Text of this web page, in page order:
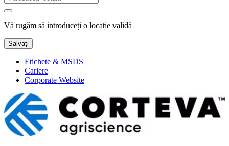
Vă rugăm să introduceți o locație validă
Salvați
Etichete & MSDS
Cariere
Corporate Website